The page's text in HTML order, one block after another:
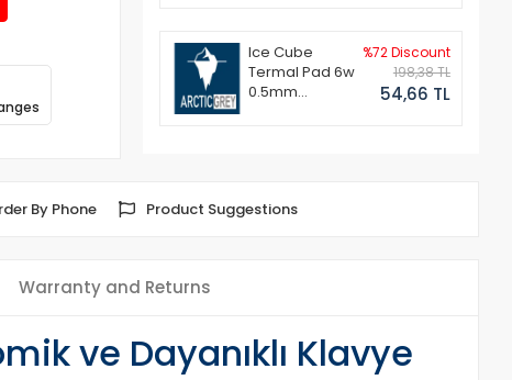
Ice Cube
Termal Pad 6w
0.5mm
%72 Discount
198,38 TL
54,66 TL
By Phone Product Suggestions
Warranty and Returns
ve Dayanıklı Klavye